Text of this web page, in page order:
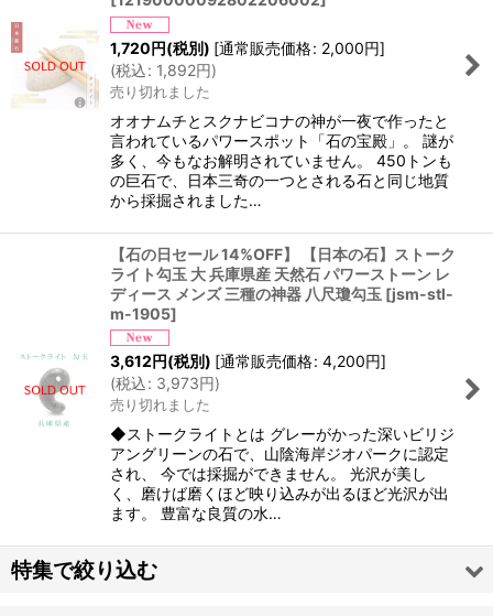
1,720円(税別) [通常販売価格: 2,000円]
(税込: 1,892円)
売り切れました
オオナムチとスクナビコナの神が一夜で作ったと
言われているパワースポット「石の宝殿」。 謎が
多く、今もなお解明されていません。 450トンも
の巨石で、日本三奇の一つとされる石と同じ地質
から採掘されました…
【石の日セール 14%OFF】 【日本の石】ストーク
ライト勾玉 大 兵庫県産 天然石 パワーストーン レ
ディース メンズ 三種の神器 八尺瓊勾玉 [jsm-stl-
m-1905]
3,612円(税別) [通常販売価格: 4,200円]
(税込: 3,973円)
売り切れました
◆ストークライトとは グレーがかった深いビリジ
アングリーンの石で、山陰海岸ジオパークに認定
され、 今では採掘ができません。 光沢が美し
く、磨けば磨くほど映り込みが出るほど光沢が出
ます。 豊富な良質の水…
特集で絞り込む